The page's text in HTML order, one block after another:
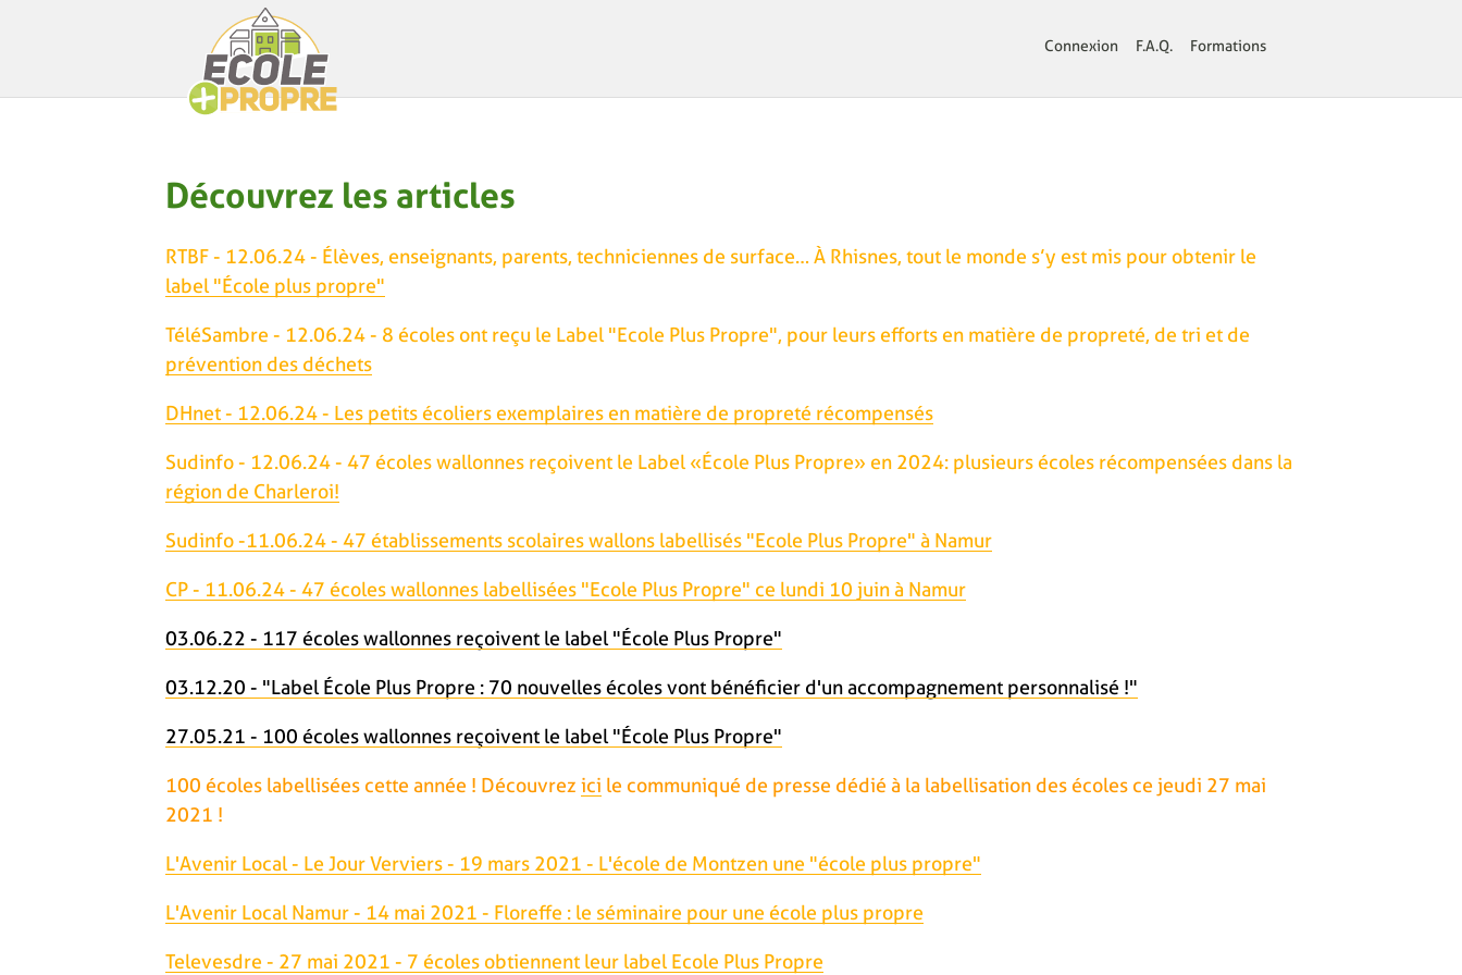
Connexion F.A.Q. Formations
Découvrez les articles
RTBF - 12.06.24 - Élèves, enseignants, parents, techniciennes de surface… À Rhisnes, tout le monde s’y est mis pour obtenir le
label "École plus propre"
TéléSambre - 12.06.24 - 8 écoles ont reçu le Label "Ecole Plus Propre", pour leurs efforts en matière de propreté, de tri et de
prévention des déchets
DHnet - 12.06.24 - Les petits écoliers exemplaires en matière de propreté récompensés
Sudinfo - 12.06.24 - 47 écoles wallonnes reçoivent le Label «École Plus Propre» en 2024: plusieurs écoles récompensées dans la
région de Charleroi!
Sudinfo -11.06.24 - 47 établissements scolaires wallons labellisés "Ecole Plus Propre" à Namur
CP - 11.06.24 - 47 écoles wallonnes labellisées "Ecole Plus Propre" ce lundi 10 juin à Namur
03.06.22 - 117 écoles wallonnes reçoivent le label "École Plus Propre"
03.12.20 - "Label École Plus Propre : 70 nouvelles écoles vont bénéficier d'un accompagnement personnalisé !"
27.05.21 - 100 écoles wallonnes reçoivent le label "École Plus Propre"
100 écoles labellisées cette année ! Découvrez ici le communiqué de presse dédié à la labellisation des écoles ce jeudi 27 mai
2021 !
L'Avenir Local - Le Jour Verviers - 19 mars 2021 - L'école de Montzen une "école plus propre"
L'Avenir Local Namur - 14 mai 2021 - Floreffe : le séminaire pour une école plus propre
Televesdre - 27 mai 2021 - 7 écoles obtiennent leur label Ecole Plus Propre